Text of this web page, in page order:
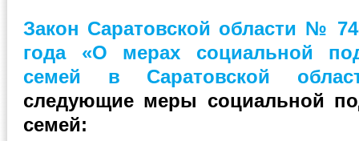
Закон Саратовской области №
года «О мерах социальной
семей в Саратовской
следующие меры социальной
семей: